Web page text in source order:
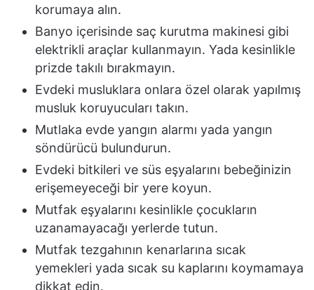
korumaya alın.
Banyo içerisinde saç kurutma makinesi gibi
elektrikli araçlar kullanmayın. Yada kesinlikle
prizde takılı bırakmayın.
Evdeki musluklara onlara özel olarak yapılmış
musluk koruyucuları takın.
Mutlaka evde yangın alarmı yada yangın
söndürücü bulundurun.
Evdeki bitkileri ve süs eşyalarını bebeğinizin
erişemeyeceği bir yere koyun.
Mutfak eşyalarını kesinlikle çocukların
uzanamayacağı yerlerde tutun.
Mutfak tezgahının kenarlarına sıcak
yemekleri yada sıcak su kaplarını koymamaya
dikkat edin.